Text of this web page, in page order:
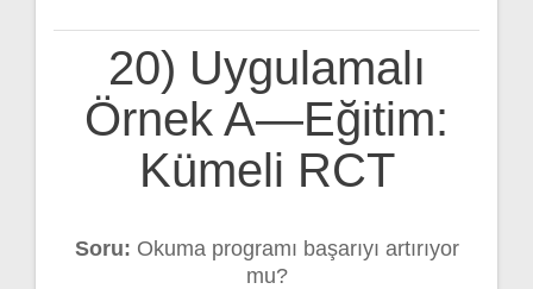
20) Uygulamalı
Örnek A—Eğitim:
Kümeli RCT
Soru: Okuma programı başarıyı artırıyor
mu?